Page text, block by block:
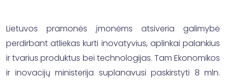
Lietuvos pramonės įmonėms atsiveria galimybė
perdirbant atliekas kurti inovatyvius, aplinkai palankius
ir tvarius produktus bei technologijas. Tam Ekonomikos
ir inovacijų ministerija suplanavusi paskirstyti 8 mln.